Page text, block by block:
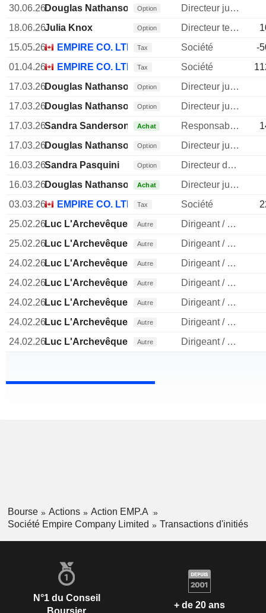
30.06.26Douglas Nathanson Option
Directeur juridique
18.06.26Julia Knox Option Directeur technique
15.05.26
EMPIRE CO. LTD. Tax Société
-
01.04.26
EMPIRE CO. LTD. Tax Société
17.03.26Douglas Nathanson Option
Directeur juridique
17.03.26Douglas Nathanson Option
Directeur juridique
17.03.26Sandra Sanderson Achat Responsable ventes & marketing
17.03.26Douglas Nathanson Option
Directeur juridique
16.03.26Sandra Pasquini Option
Directeur des ressources humaines
16.03.26Douglas Nathanson Achat
Directeur juridique
03.03.26
EMPIRE CO. LTD. Tax Société
25.02.26Luc L'Archevêque Autre
Dirigeant / cadre principal
25.02.26Luc L'Archevêque Autre
Dirigeant / cadre principal
24.02.26Luc L'Archevêque Autre
Dirigeant / cadre principal
24.02.26Luc L'Archevêque Autre
Dirigeant / cadre principal
24.02.26Luc L'Archevêque Autre
Dirigeant / cadre principal
24.02.26Luc L'Archevêque Autre
Dirigeant / cadre principal
24.02.26Luc L'Archevêque Autre Dirigeant / cadre principal
Bourse Actions
Action EMP.A
Société Empire Company Limited
Transactions d'initiés
N°1 du Conseil
Boursier
+ de 20 ans